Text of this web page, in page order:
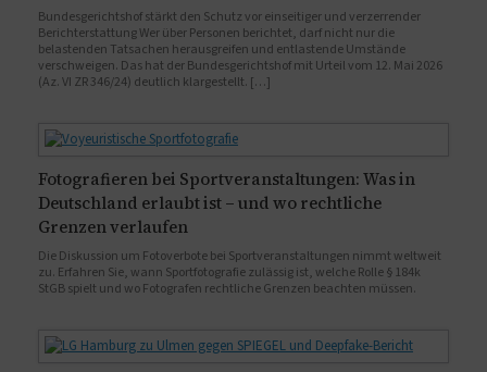
Bundesgerichtshof stärkt den Schutz vor einseitiger und verzerrender
Berichterstattung Wer über Personen berichtet, darf nicht nur die
belastenden Tatsachen herausgreifen und entlastende Umstände
verschweigen. Das hat der Bundesgerichtshof mit Urteil vom 12. Mai 2026
(Az. VI ZR 346/24) deutlich klargestellt. […]
Fotografieren bei Sportveranstaltungen: Was in
Deutschland erlaubt ist – und wo rechtliche
Grenzen verlaufen
Die Diskussion um Fotoverbote bei Sportveranstaltungen nimmt weltweit
zu. Erfahren Sie, wann Sportfotografie zulässig ist, welche Rolle § 184k
StGB spielt und wo Fotografen rechtliche Grenzen beachten müssen.